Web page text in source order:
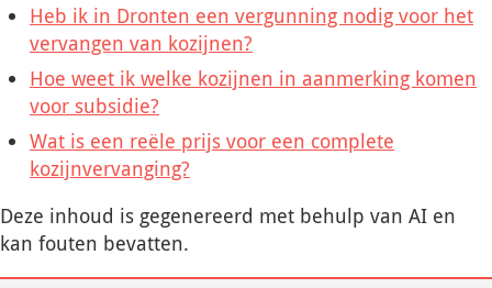
Heb ik in Dronten een vergunning nodig voor het
vervangen van kozijnen?
Hoe weet ik welke kozijnen in aanmerking komen
voor subsidie?
Wat is een reële prijs voor een complete
kozijnvervanging?
Deze inhoud is gegenereerd met behulp van AI en
kan fouten bevatten.